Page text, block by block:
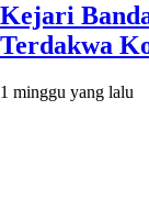
Kejari
Terdakwa
1 minggu yang lalu